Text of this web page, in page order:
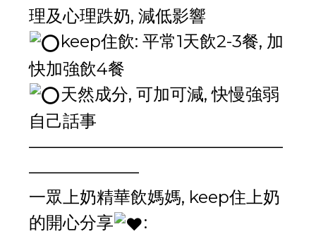
理及心理跌奶, 減低影響
keep住飲: 平常1天飲2-3餐, 加
快加強飲4餐
天然成分, 可加可減, 快慢強弱
自己話事
———————————————
——————–
一眾上奶精華飲媽媽, keep住上奶
的開心分享
: